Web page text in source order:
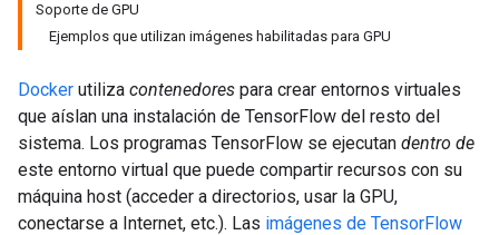
Soporte de GPU
Ejemplos que utilizan imágenes habilitadas para GPU
Docker utiliza contenedores para crear entornos virtuales
que aíslan una instalación de TensorFlow del resto del
sistema. Los programas TensorFlow se ejecutan dentro de
este entorno virtual que puede compartir recursos con su
máquina host (acceder a directorios, usar la GPU,
conectarse a Internet, etc.). Las imágenes de TensorFlow